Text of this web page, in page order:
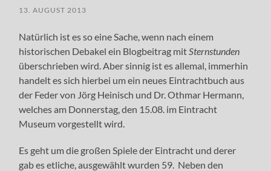
13. AUGUST 2013
Natürlich ist es so eine Sache, wenn nach einem
historischen Debakel ein Blogbeitrag mit Sternstunden
überschrieben wird. Aber sinnig ist es allemal, immerhin
handelt es sich hierbei um ein neues Eintrachtbuch aus
der Feder von Jörg Heinisch und Dr. Othmar Hermann,
welches am Donnerstag, den 15.08. im Eintracht
Museum vorgestellt wird.
Es geht um die großen Spiele der Eintracht und derer
gab es etliche, ausgewählt wurden 59. Neben den